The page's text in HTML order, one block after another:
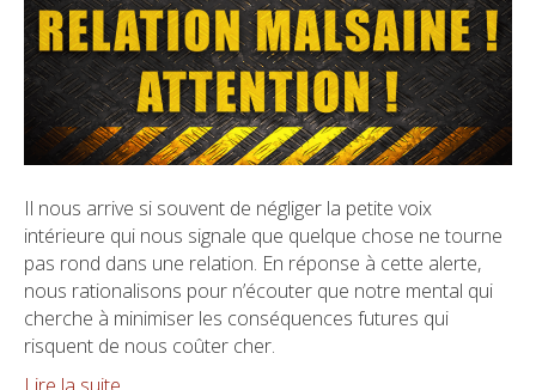
Il nous arrive si souvent de négliger la petite voix
intérieure qui nous signale que quelque chose ne tourne
pas rond dans une relation. En réponse à cette alerte,
nous rationalisons pour n’écouter que notre mental qui
cherche à minimiser les conséquences futures qui
risquent de nous coûter cher.